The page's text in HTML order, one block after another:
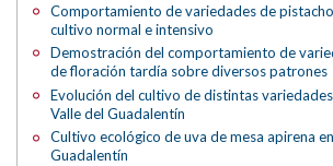
Comportamiento de variedades de
cultivo normal e intensivo
Demostración del comportamiento de
de floración tardía sobre diversos patrones
Evolución del cultivo de distintas
Valle del Guadalentín
Cultivo ecológico de uva de mesa apirena
Guadalentín